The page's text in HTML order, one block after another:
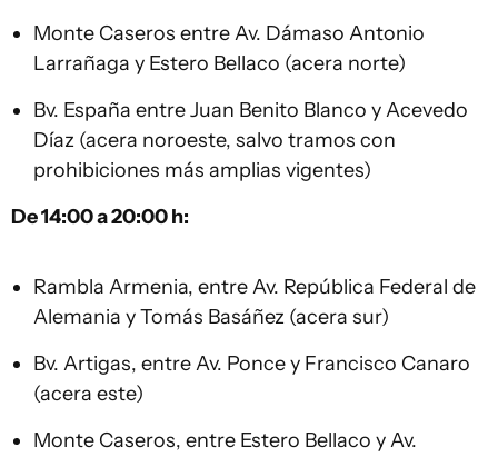
Monte Caseros entre Av. Dámaso Antonio
Larrañaga y Estero Bellaco (acera norte)
Bv. España entre Juan Benito Blanco y Acevedo
Díaz (acera noroeste, salvo tramos con
prohibiciones más amplias vigentes)
De 14:00 a 20:00 h:
Rambla Armenia, entre Av. República Federal de
Alemania y Tomás Basáñez (acera sur)
Bv. Artigas, entre Av. Ponce y Francisco Canaro
(acera este)
Monte Caseros, entre Estero Bellaco y Av.